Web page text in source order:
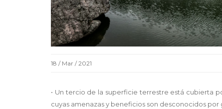
18 / Mar / 2021
• Un tercio de la superficie terrestre está cubierta
cuyas amenazas y beneficios son desconocidos